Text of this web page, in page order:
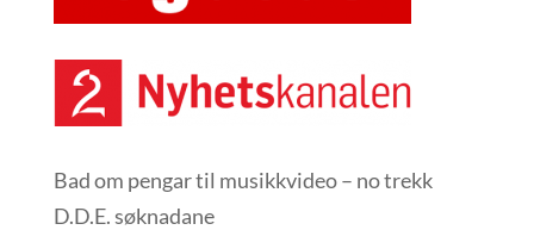
Bad om pengar til musikkvideo – no trekk
D.D.E. søknadane